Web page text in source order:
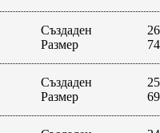
Създаден
Размер
Създаден
Размер